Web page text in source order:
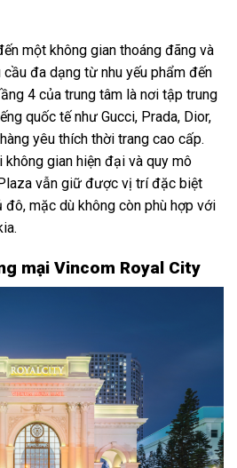
một không gian thoáng đãng và
đa dạng từ nhu yếu phẩm đến
4 của trung tâm là nơi tập trung
quốc tế như Gucci, Prada, Dior,
yêu thích thời trang cao cấp.
không gian hiện đại và quy mô
vẫn giữ được vị trí đặc biệt
mặc dù không còn phù hợp với
mại Vincom Royal City